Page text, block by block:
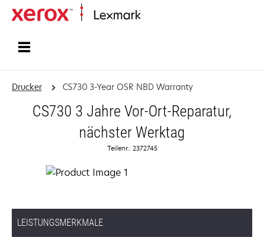
Drucker CS730 3-Year OSR NBD Warranty
CS730 3 Jahre Vor-Ort-Reparatur,
nächster Werktag
Teilenr.: 2372745
LEISTUNGSMERKMALE